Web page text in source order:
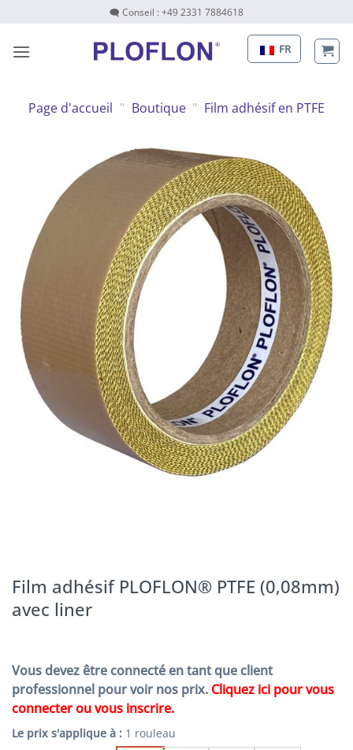
contenu
🗨 Conseil : +49 2331 7884618
FR
Page d'accueil " Boutique " Film adhésif en PTFE
Film adhésif PLOFLON® PTFE (0,08mm)
avec liner
Vous devez être connecté en tant que client
professionnel pour voir nos prix. Cliquez ici pour vous
connecter ou vous inscrire.
Le prix s'applique à : 1 rouleau